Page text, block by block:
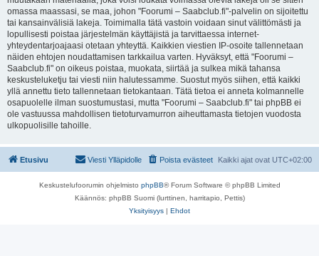
omassa maassasi, se maa, johon "Foorumi – Saabclub.fi"-palvelin on sijoitettu
tai kansainvälisiä lakeja. Toimimalla tätä vastoin voidaan sinut välittömästi ja
lopullisesti poistaa järjestelmän käyttäjistä ja tarvittaessa internet-
yhteydentarjoajaasi otetaan yhteyttä. Kaikkien viestien IP-osoite tallennetaan
näiden ehtojen noudattamisen tarkkailua varten. Hyväksyt, että "Foorumi –
Saabclub.fi" on oikeus poistaa, muokata, siirtää ja sulkea mikä tahansa
keskusteluketju tai viesti niin halutessamme. Suostut myös siihen, että kaikki
yllä annettu tieto tallennetaan tietokantaan. Tätä tietoa ei anneta kolmannelle
osapuolelle ilman suostumustasi, mutta "Foorumi – Saabclub.fi" tai phpBB ei
ole vastuussa mahdollisen tietoturvamurron aiheuttamasta tietojen vuodosta
ulkopuolisille tahoille.
Etusivu Kaikki ajat ovat UTC+02:00
Poista evästeet
Viesti Ylläpidolle
Keskustelufoorumin ohjelmisto phpBB® Forum Software © phpBB Limited
Käännös: phpBB Suomi (lurttinen, harritapio, Pettis)
Yksityisyys | Ehdot